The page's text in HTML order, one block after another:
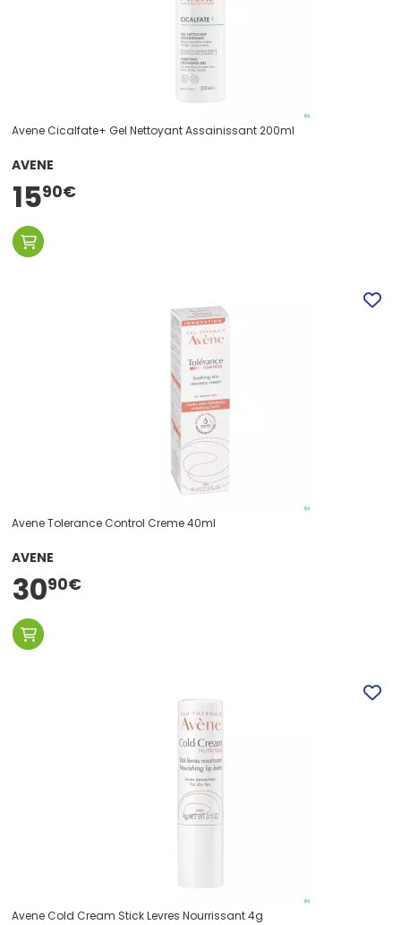
Avene Cicalfate+ Gel Nettoyant Assainissant 200ml
AVENE
1590€
Avene Tolerance Control Creme 40ml
AVENE
3090€
Avene Cold Cream Stick Levres Nourrissant 4g